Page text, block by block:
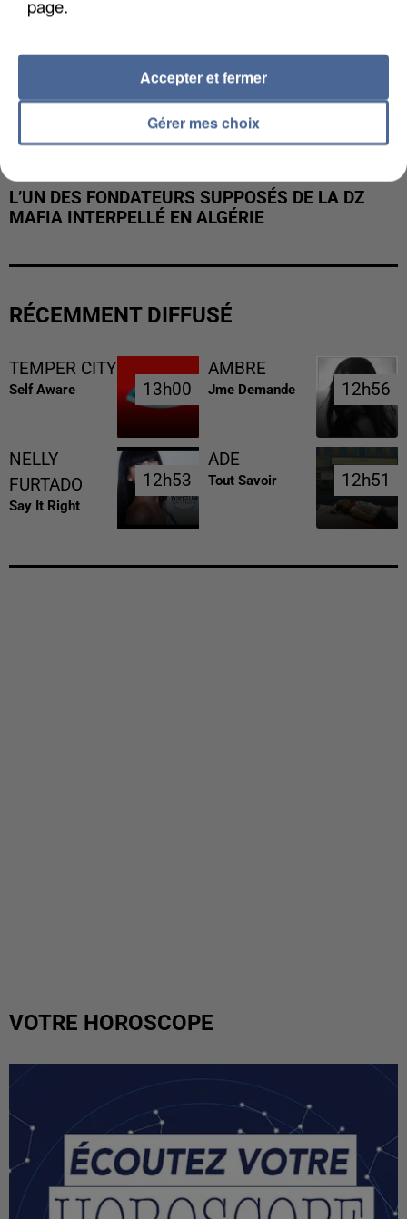
L’UN DES FONDATEURS SUPPOSÉS DE LA DZ
MAFIA INTERPELLÉ EN ALGÉRIE
RÉCEMMENT DIFFUSÉ
TEMPER CITY
Self Aware 13h00
13h00
AMBRE
Jme Demande 12h56
12h56
NELLY
FURTADO
Say It Right
12h53
12h53
ADE
Tout Savoir 12h51
12h51
VOTRE HOROSCOPE
page.
Gérer mes choix
Accepter et fermer